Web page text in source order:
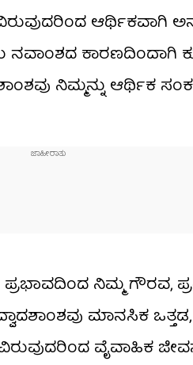
ಆರ್ಥಿಕವಾಗಿ
ಕಾರಣದಿಂದಾಗಿ
ನಿಮ್ಮನ್ನು ಆರ್ಥಿಕ
ನಿಮ್ಮ ಗೌರವ,
ಮಾನಸಿಕ
ವೈವಾಹಿಕ